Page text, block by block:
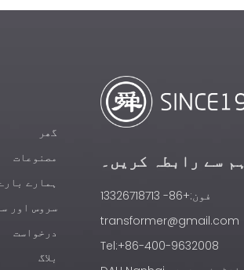
ہم سے رابطہ کریں۔
فون:+86- 13326718713
Tel:+86-400-9632008
گھر
مصنوعات
ہمارے
سروس اور
درخواست
بلاگ